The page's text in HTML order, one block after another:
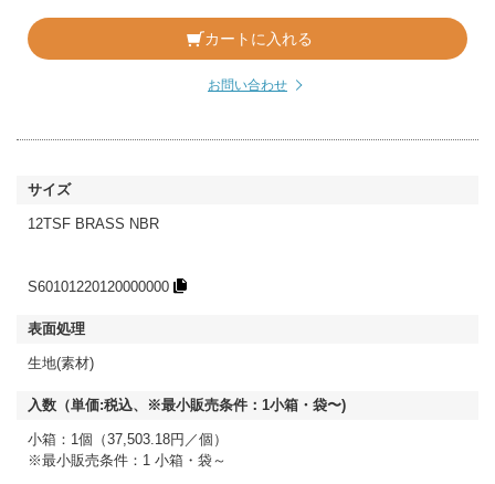
カートに入れる
お問い合わせ
12TSF BRASS NBR
S60101220120000000
生地(素材)
小箱：1個（37,503.18円／個）
※最小販売条件：1 小箱・袋～